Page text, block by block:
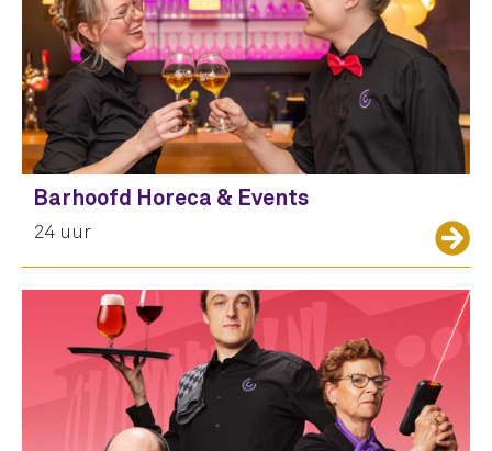
Barhoofd Horeca & Events
24 uur